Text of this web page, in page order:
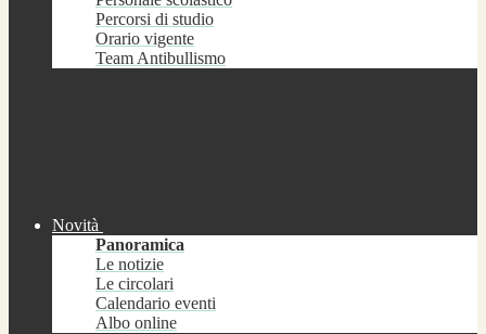
Percorsi di studio
Orario vigente
Team Antibullismo
Novità
Panoramica
Le notizie
Le circolari
Calendario eventi
Albo online